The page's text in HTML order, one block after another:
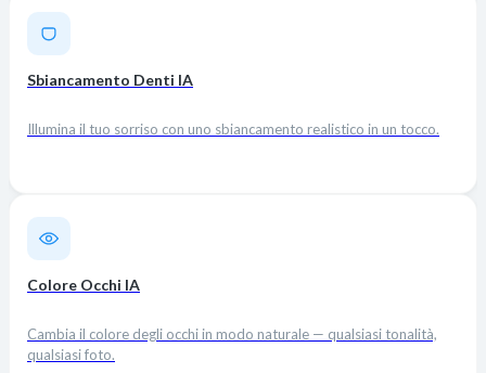
Sbiancamento Denti IA
Illumina il tuo sorriso con uno sbiancamento realistico in un tocco.
Colore Occhi IA
Cambia il colore degli occhi in modo naturale — qualsiasi tonalità,
qualsiasi foto.